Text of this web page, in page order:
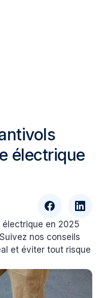
électrique
en 2025
nos conseils
et éviter tout risque